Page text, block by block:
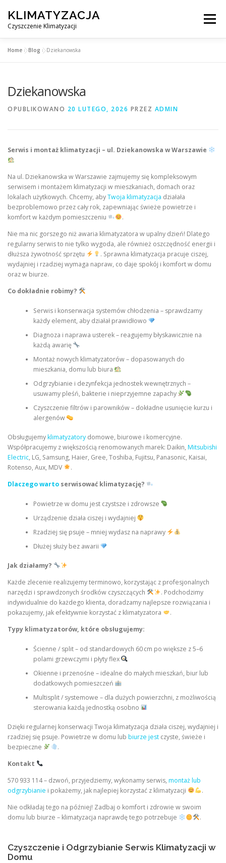
treści
KLIMATYZACJA
Czyszczenie Klimatyzacji
Menu
OBSŁUGIWANE MIASTA POD WARSZAWĄ
Home »Blog »Dziekanowska
Dziekanowska
OPUBLIKOWANO 20 LUTEGO, 2026 PRZEZ ADMIN
Serwis i montaż klimatyzacji – ul. Dziekanowska w Warszawie
Na ul. Dziekanowska w Warszawie zajmujemy się kompleksowym
serwisem i montażem klimatyzacji w mieszkaniach, domach oraz
lokalach użytkowych. Chcemy, abyTwoja klimatyzacja działała
bezproblemowo przez cały rok, zapewniając świeże powietrze i
komfort w każdym pomieszczeniu
.
Nie ma nic gorszego niż awaria klimatyzatora w upalny dzień! Dlatego
regularny serwis to nie tylko wygoda, ale również oszczędność energii i
dłuższa żywotność sprzętu
. Sprawna klimatyzacja pracuje ciszej,
wydajniej i rzadziej wymaga napraw, co daje spokój i komfort w domu
oraz w biurze.
Co dokładnie robimy?
Serwis i konserwacja systemów chłodzenia – sprawdzamy
każdy element, aby działał prawidłowo
Diagnoza i naprawa usterek – reagujemy błyskawicznie na
każdą awarię
Montaż nowych klimatyzatorów – dopasowanych do
mieszkania, domu lub biura
Odgrzybianie i dezynfekcja jednostek wewnętrznych –
usuwamy pleśń, bakterie i nieprzyjemne zapachy
Czyszczenie filtrów i parowników – dokładne usunięcie kurzu i
alergenów
Obsługujemyklimatyzatory domowe, biurowe i komercyjne.
Współpracujemy z większością renomowanych marek: Daikin, Mitsubishi
Electric, LG, Samsung, Haier, Gree, Toshiba, Fujitsu, Panasonic, Kaisai,
Rotenso, Aux, MDV
.
Dlaczego warto serwisować klimatyzację?
Powietrze w domu jest czystsze i zdrowsze
Urządzenie działa ciszej i wydajniej
Rzadziej się psuje – mniej wydasz na naprawy
Dłużej służy bez awarii
Jak działamy?
Każde zlecenie realizujemy terminowo, korzystając z profesjonalnych
narzędzi i sprawdzonych środków czyszczących
. Podchodzimy
indywidualnie do każdego klienta, doradzamy najlepsze rozwiązania i
pokazujemy, jak efektywnie korzystać z klimatyzatora
.
Typy klimatyzatorów, które obsługujemy:
Ścienne / split – od standardowych 60 cm po większe z 5–6
polami grzewczymi i płyty flex
Okienne i przenośne – idealne do małych mieszkań, biur lub
dodatkowych pomieszczeń
Multisplit / systemowe – dla dużych powierzchni, z możliwością
sterowania każdą jednostką osobno
Dzięki regularnej konserwacji Twoja klimatyzacja działa ciszej, wydajniej i
rzadziej się psuje. Powietrze w domu lub biurze jest czyste, świeże i
bezpieczne
.
Kontakt
570 933 114 – dzwoń, przyjedziemy, wykonamy serwis, montaż lub
odgrzybianie i pokażemy, jak najlepiej korzystać z klimatyzacji
.
Nie odkładaj tego na później! Zadbaj o komfort i zdrowie w swoim
domu lub biurze – klimatyzacja naprawdę tego potrzebuje
.
Czyszczenie i Odgrzybianie Serwis Klimatyzacji w
Domu